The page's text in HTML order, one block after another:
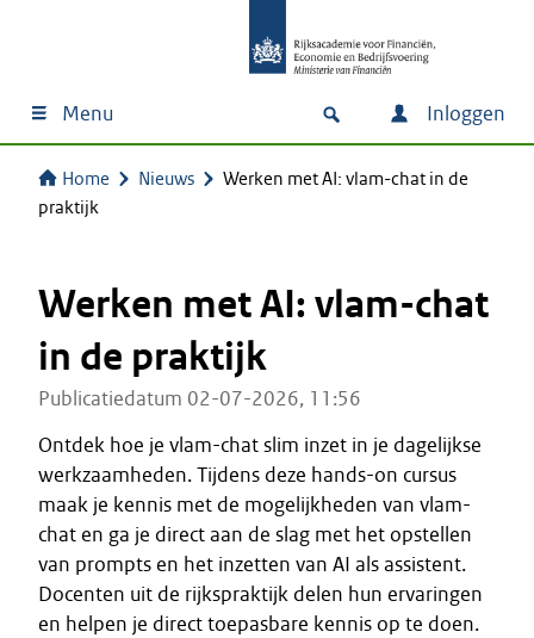
Menu Inloggen
Home Nieuws
Werken met AI: vlam-chat in de
praktijk
Werken met AI: vlam-chat
in de praktijk
Publicatiedatum 02-07-2026, 11:56
Ontdek hoe je vlam-chat slim inzet in je dagelijkse
werkzaamheden. Tijdens deze hands-on cursus
maak je kennis met de mogelijkheden van vlam-
chat en ga je direct aan de slag met het opstellen
van prompts en het inzetten van AI als assistent.
Docenten uit de rijkspraktijk delen hun ervaringen
en helpen je direct toepasbare kennis op te doen.